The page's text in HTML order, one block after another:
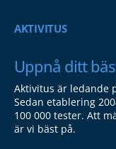
AKTIVITUS
Uppnå ditt
Aktivitus är ledande
Sedan etablering
100 000 tester. Att
är vi bäst på.